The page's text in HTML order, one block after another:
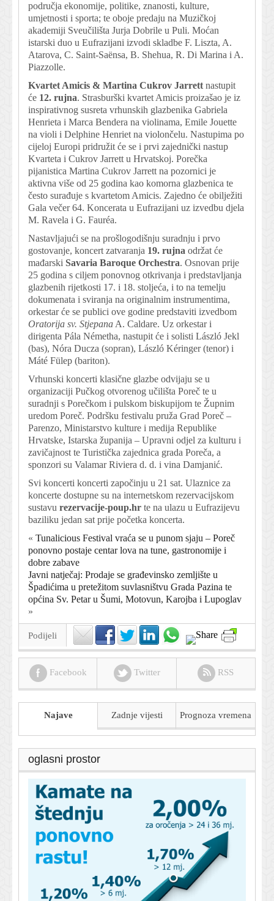
područja ekonomije, politike, znanosti, kulture,
umjetnosti i sporta; te oboje predaju na Muzičkoj
akademiji Sveučilišta Jurja Dobrile u Puli. Moćan
istarski duo u Eufrazijani izvodi skladbe F. Liszta, A.
Atarova, C. Saint-Saënsa, B. Shehua, R. Di Marina i A.
Piazzolle.
Kvartet Amicis & Martina Cukrov Jarrett nastupit
će 12. rujna. Strasburški kvartet Amicis proizašao je iz
inspirativnog susreta vrhunskih glazbenika Gabriela
Henrieta i Marca Bendera na violinama, Emile Jouette
na violi i Delphine Henriet na violončelu. Nastupima po
cijeloj Europi pridružit će se i prvi zajednički nastup
Kvarteta i Cukrov Jarrett u Hrvatskoj. Porečka
pijanistica Martina Cukrov Jarrett na pozornici je
aktivna više od 25 godina kao komorna glazbenica te
često surađuje s kvartetom Amicis. Zajedno će obilježiti
Gala večer 64. Koncerata u Eufrazijani uz izvedbu djela
M. Ravela i G. Fauréa.
Nastavljajući se na prošlogodišnju suradnju i prvo
gostovanje, koncert zatvaranja 19. rujna održat će
mađarski Savaria Baroque Orchestra. Osnovan prije
25 godina s ciljem ponovnog otkrivanja i predstavljanja
glazbenih rijetkosti 17. i 18. stoljeća, i to na temelju
dokumenata i sviranja na originalnim instrumentima,
orkestar će se publici ove godine predstaviti izvedbom
Oratorija sv. Stjepana A. Caldare. Uz orkestar i
dirigenta Pála Németha, nastupit će i solisti László Jekl
(bas), Nóra Ducza (sopran), László Kéringer (tenor) i
Máté Fülep (bariton).
Vrhunski koncerti klasične glazbe odvijaju se u
organizaciji Pučkog otvorenog učilišta Poreč te u
suradnji s Porečkom i pulskom biskupijom te Župnim
uredom Poreč. Podršku festivalu pruža Grad Poreč –
Parenzo, Ministarstvo kulture i medija Republike
Hrvatske, Istarska županija – Upravni odjel za kulturu i
zavičajnost te Turistička zajednica grada Poreča, a
sponzori su Valamar Riviera d. d. i vina Damjanić.
Svi koncerti koncerti započinju u 21 sat. Ulaznice za
koncerte dostupne su na internetskom rezervacijskom
sustavu rezervacije-poup.hr te na ulazu u Eufrazijevu
baziliku jedan sat prije početka koncerta.
« Tunalicious Festival vraća se u punom sjaju – Poreč
ponovno postaje centar lova na tune, gastronomije i
dobre zabave
Javni natječaj: Prodaje se građevinsko zemljište u
Špadićima u pretežitom suvlasništvu Grada Pazina te
općina Sv. Petar u Šumi, Motovun, Karojba i Lupoglav
»
Podijeli
Facebook Twitter RSS
Najave Zadnje vijesti Prognoza vremena
oglasni prostor